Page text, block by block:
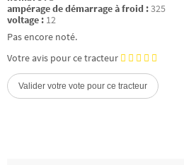
ampérage de démarrage à froid :325
voltage : 12
Pas encore noté.
Votre avis pour ce tracteur